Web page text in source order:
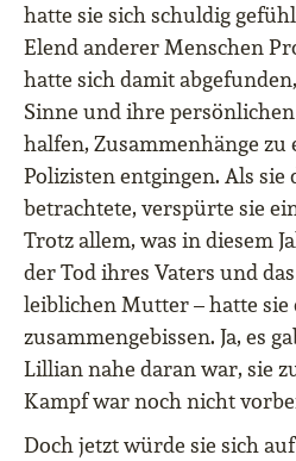
hatte sie sich schuldig
Elend anderer Menschen
hatte sich damit
Sinne und ihre
halfen, Zusammenhänge
Polizisten entgingen. Als sie
betrachtete, verspürte sie
Trotz allem, was in diesem
der Tod ihres Vaters und
leiblichen Mutter – hatte sie
zusammengebissen. Ja, es
Lillian nahe daran war, sie
Kampf war noch nicht
Doch jetzt würde sie sich